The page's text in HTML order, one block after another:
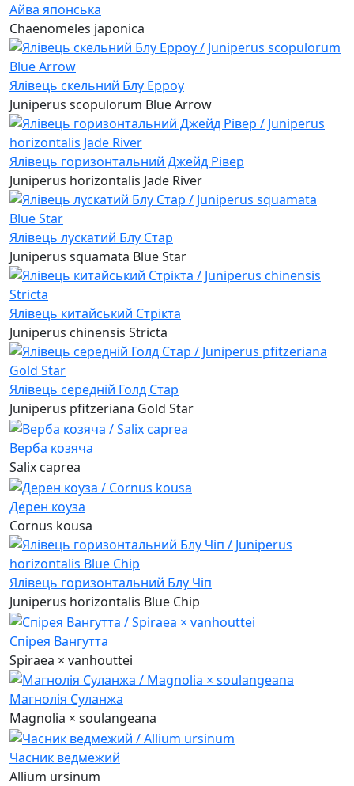
Айва японська
Chaenomeles japonica
Ялівець скельний Блу Ерроу
Juniperus scopulorum Blue Arrow
Ялівець горизонтальний Джейд Рівер
Juniperus horizontalis Jade River
Ялівець лускатий Блу Стар
Juniperus squamata Blue Star
Ялівець китайський Стрікта
Juniperus chinensis Stricta
Ялівець середній Голд Стар
Juniperus pfitzeriana Gold Star
Верба козяча
Salix caprea
Дерен коуза
Cornus kousa
Ялівець горизонтальний Блу Чіп
Juniperus horizontalis Blue Chip
Спірея Вангутта
Spiraea × vanhouttei
Магнолія Суланжа
Magnolia × soulangeana
Часник ведмежий
Allium ursinum